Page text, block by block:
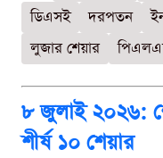
ডিএসই
দরপতন
লুজার শেয়ার
৮ জুলাই ২০২৬:
শীর্ষ ১০ শেয়ার